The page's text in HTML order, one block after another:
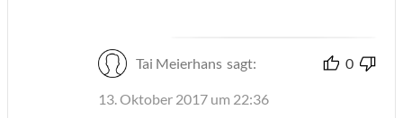
Tai Meierhans sagt: 0
13. Oktober 2017 um 22:36